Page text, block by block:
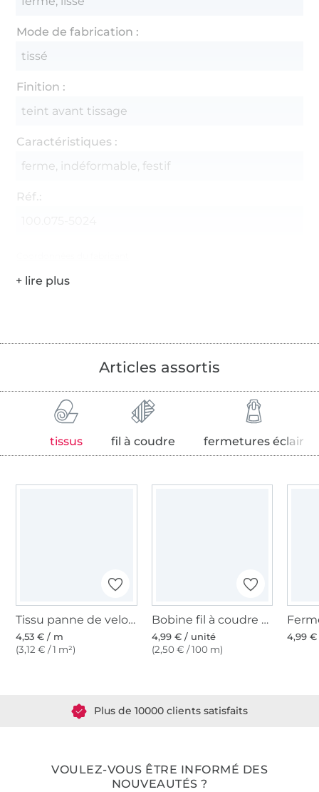
Mode de fabrication :
tissé
Finition :
teint avant tissage
Caractéristiques :
ferme, indéformable, festif
Réf.:
Articles assortis
tissus fil à coudre fermetures éclair
Tissu panne de velours, violet
4,53 € / m
(3,12 € / 1 m²)
Bobine fil à coudre Gütermann 200m polyester, (392) pourpre vif
4,99 € / unité
(2,50 € / 100 m)
4,99
Plus de 10000 clients satisfaits
VOULEZ-VOUS ÊTRE INFORMÉ DES
NOUVEAUTÉS ?